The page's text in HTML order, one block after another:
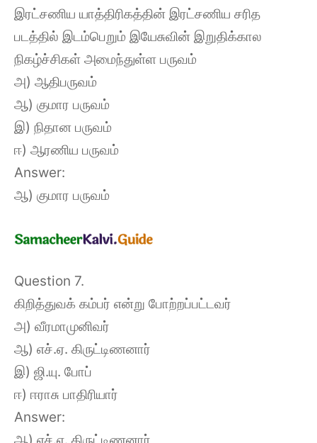
இரட்சணிய யாத்திரிகத்தின் இரட்சணிய சரித
படத்தில் இடம்பெறும் இயேசுவின் இறுதிக்கால
நிகழ்ச்சிகள் அமைந்துள்ள பருவம்
அ) ஆதிபருவம்
ஆ) குமார பருவம்
இ) நிதான பருவம்
ஈ) ஆரணிய பருவம்
Answer:
ஆ) குமார பருவம்
Question 7.
கிறித்துவக் கம்பர் என்று போற்றப்பட்டவர்
அ) வீரமாமுனிவர்
ஆ) எச்.ஏ. கிருட்டிணனார்
இ) ஜி.யு. போப்
ஈ) ஈராசு பாதிரியார்
Answer: